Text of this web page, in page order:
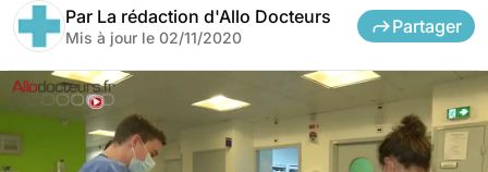
Par La rédaction d'Allo Docteurs
Mis à jour le 02/11/2020
Partager